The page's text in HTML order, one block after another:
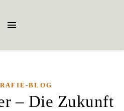
BLOG
– Die Zukunft